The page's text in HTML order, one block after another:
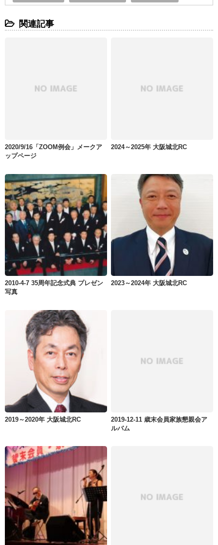
関連記事
2020/9/16「ZOOM例会」メークア
ップページ
2024～2025年 大阪城北RC
2010-4-7 35周年記念式典 プレゼン
写真
2023～2024年 大阪城北RC
2019～2020年 大阪城北RC
2019-12-11 歳末会員家族懇親会ア
ルバム